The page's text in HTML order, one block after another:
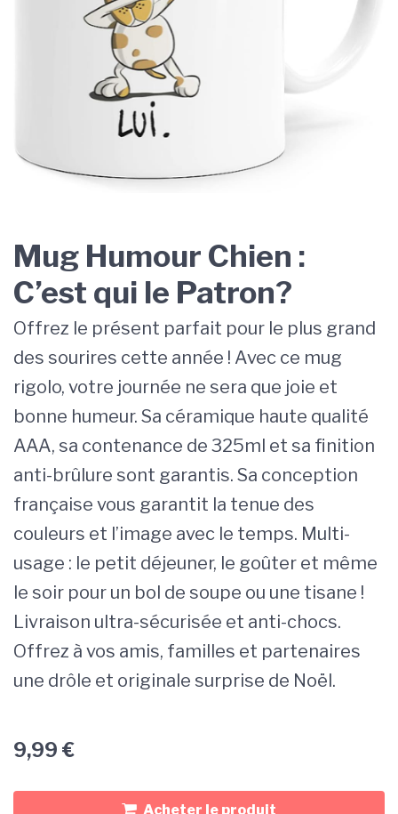
Mug Humour Chien :
C’est qui le Patron?
Offrez le présent parfait pour le plus grand
des sourires cette année ! Avec ce mug
rigolo, votre journée ne sera que joie et
bonne humeur. Sa céramique haute qualité
AAA, sa contenance de 325ml et sa finition
anti-brûlure sont garantis. Sa conception
française vous garantit la tenue des
couleurs et l’image avec le temps. Multi-
usage : le petit déjeuner, le goûter et même
le soir pour un bol de soupe ou une tisane !
Livraison ultra-sécurisée et anti-chocs.
Offrez à vos amis, familles et partenaires
une drôle et originale surprise de Noël.
9,99 €
Acheter le produit